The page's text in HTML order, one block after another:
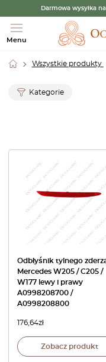
Darmowa wysyłka
Menu
Wszystkie produkty
Kategorie
Odbłyśnik tylnego
Mercedes W205 / C205 /
W177 lewy i prawy
A0998208700 /
A0998208800
176,64zł
Zobacz produkt